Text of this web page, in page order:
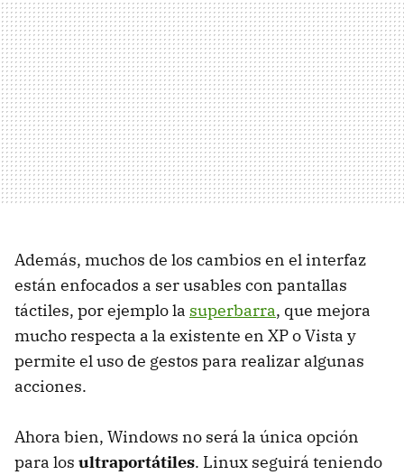
Además, muchos de los cambios en el interfaz
están enfocados a ser usables con pantallas
táctiles, por ejemplo la superbarra, que mejora
mucho respecta a la existente en XP o Vista y
permite el uso de gestos para realizar algunas
acciones.
Ahora bien, Windows no será la única opción
para los ultraportátiles. Linux seguirá teniendo